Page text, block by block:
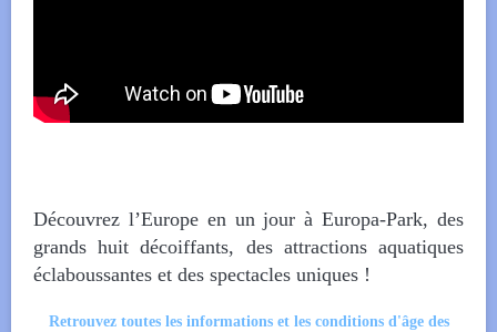
Découvrez l’Europe en un jour à Europa-Park, des
grands huit décoiffants, des attractions aquatiques
éclaboussantes et des spectacles uniques !
Retrouvez toutes les informations et les conditions d'âge des